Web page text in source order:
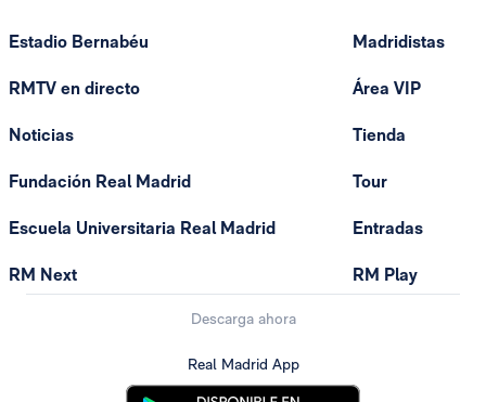
Estadio Bernabéu
RMTV en directo
Noticias
Fundación Real Madrid
Escuela Universitaria Real Madrid
RM Next
Madridistas
Área VIP
Tienda
Tour
Entradas
RM Play
Descarga ahora
Real Madrid App